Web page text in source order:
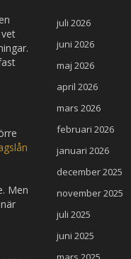
Men
juli 2026
juni 2026
maj 2026
april 2026
mars 2026
februari 2026
januari 2026
december 2025
november 2025
juli 2025
juni 2025